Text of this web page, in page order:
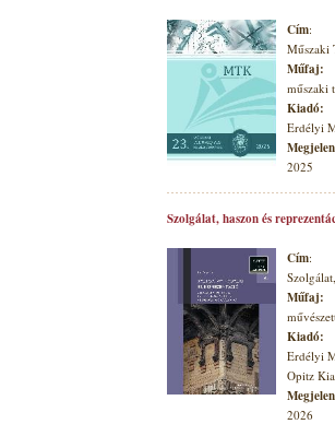
Cím:
Műszaki
Műfaj:
műszaki
Kiadó:
Erdélyi
2025
Szolgálat, haszon és
Cím:
Műfaj:
Kiadó:
Erdélyi
Opitz
2026